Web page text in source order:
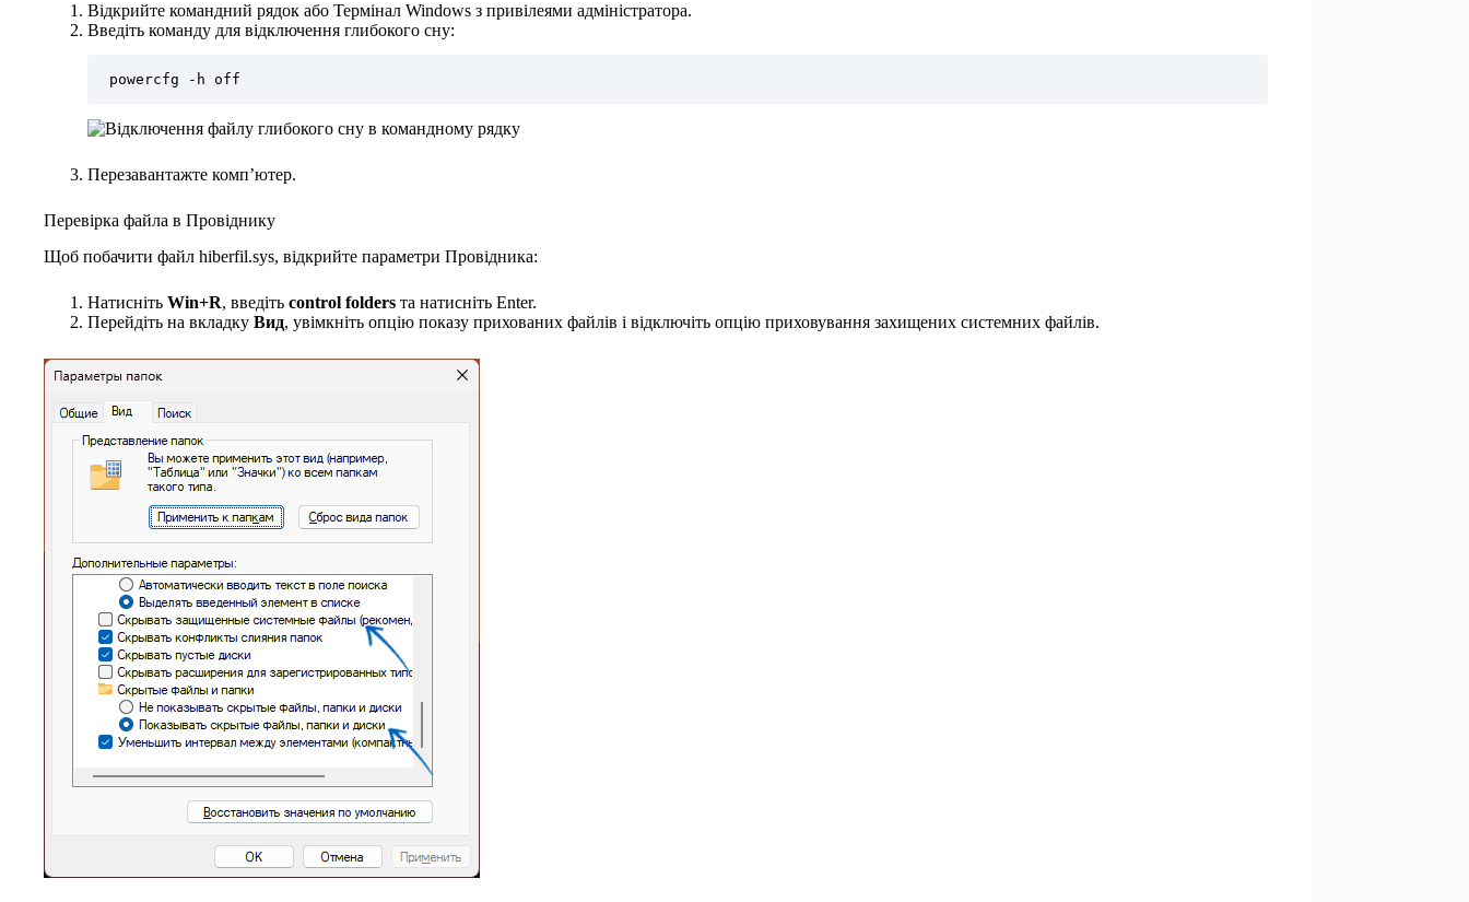
Відкрийте командний рядок або Термінал Windows з привілеями адміністратора.
Введіть команду для відключення глибокого сну:
powercfg -h off
Перезавантажте комп’ютер.
Перевірка файла в Провіднику
Щоб побачити файл hiberfil.sys, відкрийте параметри Провідника:
Натисніть Win+R, введіть control folders та натисніть Enter.
Перейдіть на вкладку Вид, увімкніть опцію показу прихованих файлів і відключіть опцію приховування захищених системних файлів.